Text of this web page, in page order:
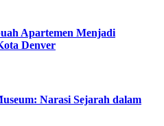
Apartemen Menjadi
Denver
Narasi Sejarah dalam